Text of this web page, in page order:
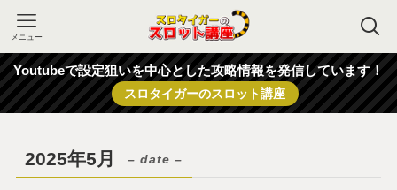
メニュー
Youtubeで設定狙いを中心とした攻略情報を発信しています！
スロタイガーのスロット講座
2025年5月 – date –